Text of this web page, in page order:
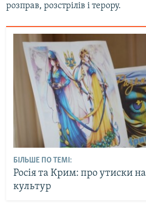
розправ, розстрілів і терору.
БІЛЬШЕ ПО ТЕМІ:
Росія та Крим: про утиски
культур